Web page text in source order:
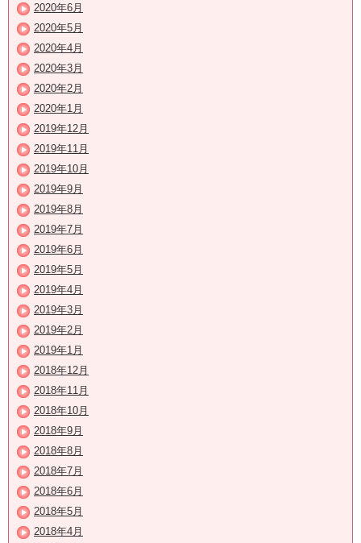
2020年6月
2020年5月
2020年4月
2020年3月
2020年2月
2020年1月
2019年12月
2019年11月
2019年10月
2019年9月
2019年8月
2019年7月
2019年6月
2019年5月
2019年4月
2019年3月
2019年2月
2019年1月
2018年12月
2018年11月
2018年10月
2018年9月
2018年8月
2018年7月
2018年6月
2018年5月
2018年4月